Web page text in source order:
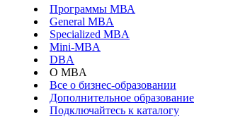
Программы МВА
General MBA
Specialized MBA
Mini-MBA
DBA
О MBA
Все о бизнес-образовании
Дополнительное образование
Подключайтесь к каталогу